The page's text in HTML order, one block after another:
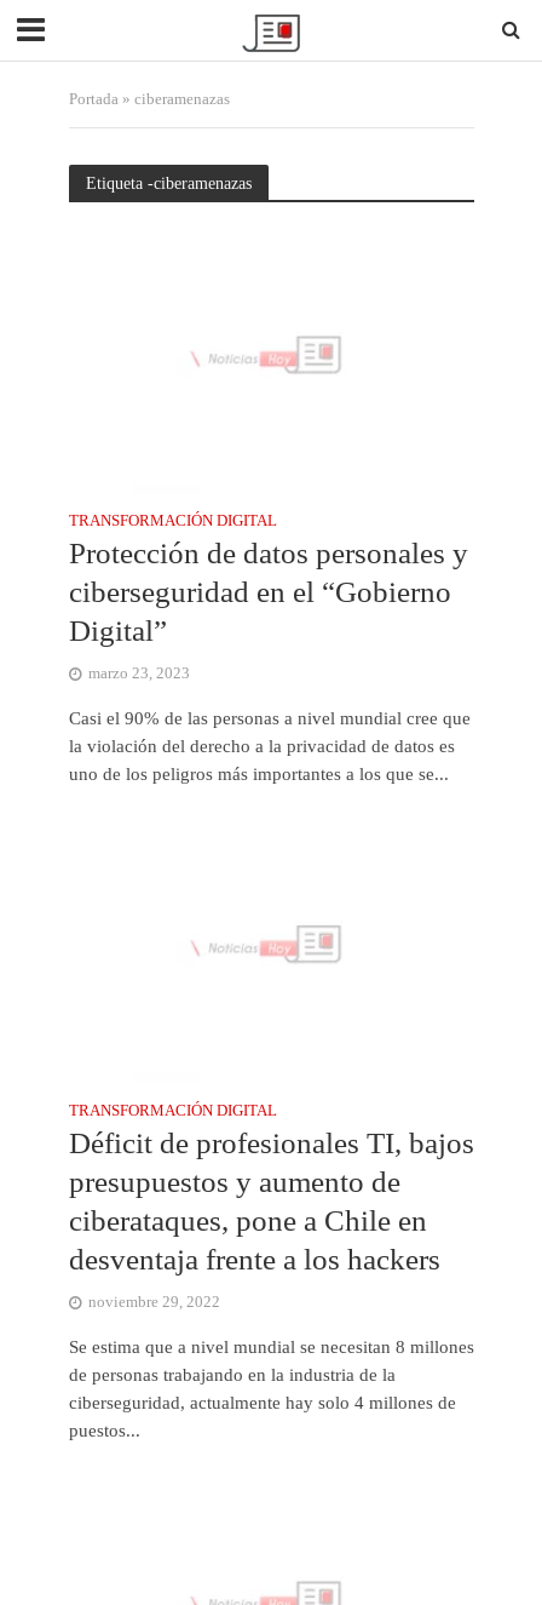
Portada» ciberamenazas
Etiqueta -ciberamenazas
TRANSFORMACIÓN DIGITAL
Protección de datos personales y
ciberseguridad en el “Gobierno
Digital”
marzo 23, 2023
Casi el 90% de las personas a nivel mundial cree que
la violación del derecho a la privacidad de datos es
uno de los peligros más importantes a los que se...
TRANSFORMACIÓN DIGITAL
Déficit de profesionales TI, bajos
presupuestos y aumento de
ciberataques, pone a Chile en
desventaja frente a los hackers
noviembre 29, 2022
Se estima que a nivel mundial se necesitan 8 millones
de personas trabajando en la industria de la
ciberseguridad, actualmente hay solo 4 millones de
puestos...